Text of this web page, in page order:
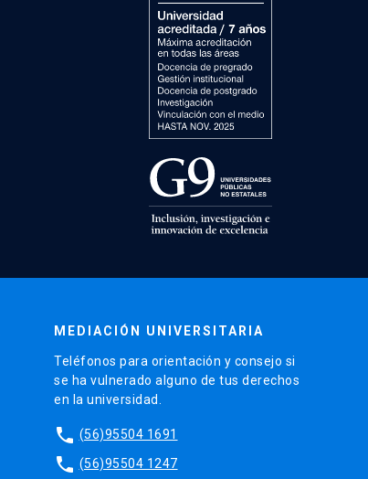
MEDIACIÓN UNIVERSITARIA
Teléfonos para orientación y consejo si
se ha vulnerado alguno de tus derechos
en la universidad.
phone (56)95504 1691
phone (56)95504 1247